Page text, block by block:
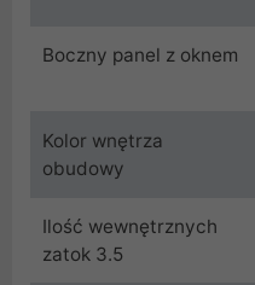
Boczny panel z oknem
Kolor wnętrza
obudowy
Ilość wewnętrznych
zatok 3.5